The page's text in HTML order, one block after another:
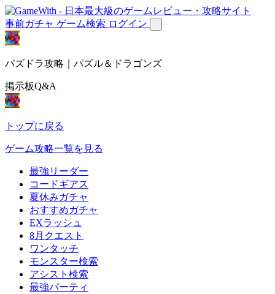
事前ガチャ ゲーム検索 ログイン
パズドラ攻略｜パズル＆ドラゴンズ
掲示板Q&A
トップに戻る
ゲーム攻略一覧を見る
最強リーダー
コードギアス
夏休みガチャ
おすすめガチャ
EXラッシュ
8月クエスト
ワンタッチ
モンスター検索
アシスト検索
最強パーティ